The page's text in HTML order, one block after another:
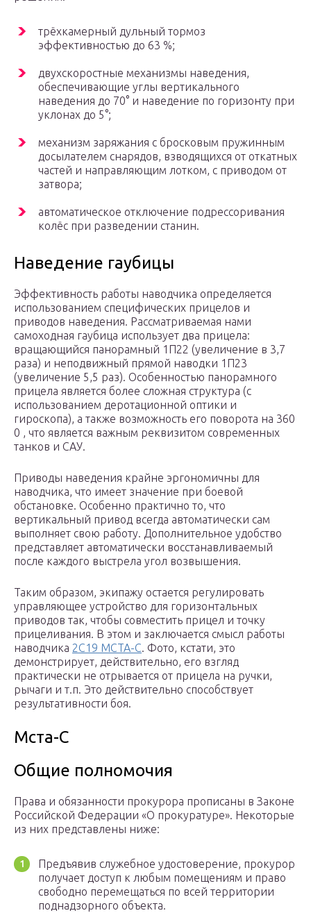
трёхкамерный дульный тормоз
эффективностью до 63 %;
двухскоростные механизмы наведения,
обеспечивающие углы вертикального
наведения до 70° и наведение по горизонту при
уклонах до 5°;
механизм заряжания с бросковым пружинным
досылателем снарядов, взводящихся от откатных
частей и направляющим лотком, с приводом от
затвора;
автоматическое отключение подрессоривания
колёс при разведении станин.
Наведение гаубицы
Эффективность работы наводчика определяется
использованием специфических прицелов и
приводов наведения. Рассматриваемая нами
самоходная гаубица использует два прицела:
вращающийся панорамный 1П22 (увеличение в 3,7
раза) и неподвижный прямой наводки 1П23
(увеличение 5,5 раз). Особенностью панорамного
прицела является более сложная структура (с
использованием деротационной оптики и
гироскопа), а также возможность его поворота на 360
0 , что является важным реквизитом современных
танков и САУ.
Приводы наведения крайне эргономичны для
наводчика, что имеет значение при боевой
обстановке. Особенно практично то, что
вертикальный привод всегда автоматически сам
выполняет свою работу. Дополнительное удобство
представляет автоматически восстанавливаемый
после каждого выстрела угол возвышения.
Таким образом, экипажу остается регулировать
управляющее устройство для горизонтальных
приводов так, чтобы совместить прицел и точку
прицеливания. В этом и заключается смысл работы
наводчика 2С19 МСТА-С. Фото, кстати, это
демонстрирует, действительно, его взгляд
практически не отрывается от прицела на ручки,
рычаги и т.п. Это действительно способствует
результативности боя.
Мста-С
Общие полномочия
Права и обязанности прокурора прописаны в Законе
Российской Федерации «О прокуратуре». Некоторые
из них представлены ниже:
Предъявив служебное удостоверение, прокурор
получает доступ к любым помещениям и право
свободно перемещаться по всей территории
поднадзорного объекта.